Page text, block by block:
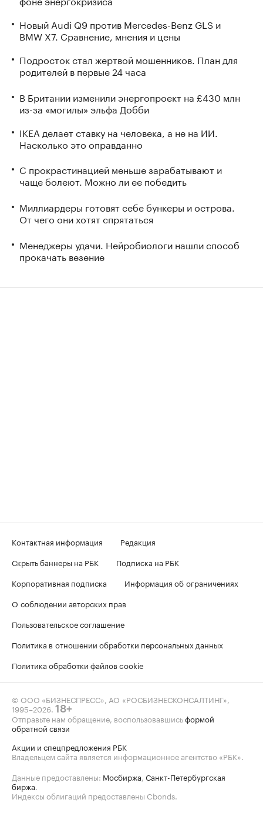
Новый Audi Q9 против Mercedes-Benz GLS и
BMW X7. Сравнение, мнения и цены
Подросток стал жертвой мошенников. План для
родителей в первые 24 часа
В Британии изменили энергопроект на £430 млн
из-за «могилы» эльфа Добби
IKEA делает ставку на человека, а не на ИИ.
Насколько это оправданно
С прокрастинацией меньше зарабатывают и
чаще болеют. Можно ли ее победить
Миллиардеры готовят себе бункеры и острова.
От чего они хотят спрятаться
Менеджеры удачи. Нейробиологи нашли способ
прокачать везение
Контактная информация
Редакция
Скрыть баннеры на РБК
Подписка на РБК
Корпоративная подписка
Информация об ограничениях
О соблюдении авторских прав
Пользовательское соглашение
Политика в отношении обработки персональных данных
Политика обработки файлов cookie
© ООО «БИЗНЕСПРЕСС», АО «РОСБИЗНЕСКОНСАЛТИНГ»,
1995–2026. 18+
Отправьте нам обращение, воспользовавшисьформой
обратной связи
Акции и спецпредложения РБК
Владельцем сайта является информационное агентство «РБК».
Данные предоставлены: Мосбиржа, Санкт-Петербургская
биржа.
Индексы облигаций предоставлены Cbonds.